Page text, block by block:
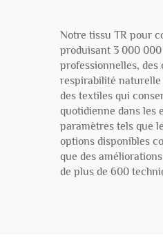
Notre tissu TR pour
produisant 3 000
professionnelles, des
respirabilité naturelle
des textiles qui
quotidienne dans les
paramètres tels que
options disponibles
que des
de plus de 600